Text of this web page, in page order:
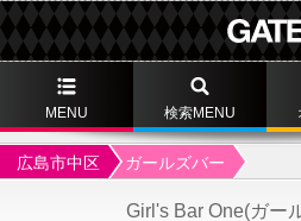
MENU 検索MENU
広島市中区 ガールズバー
Girl's Bar One(ガー